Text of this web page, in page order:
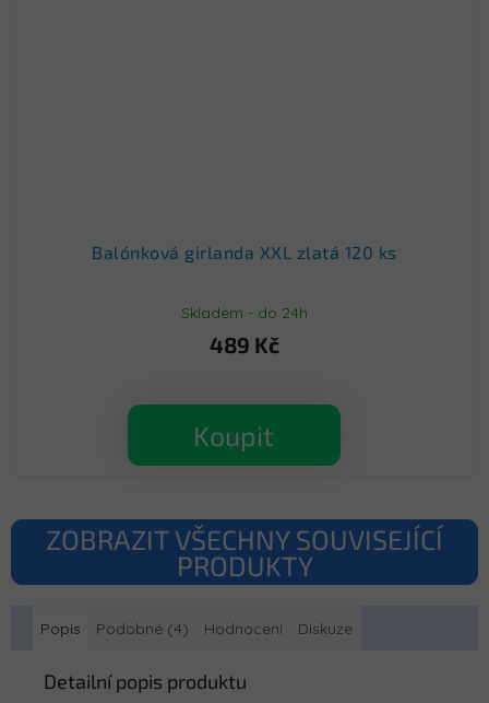
Balónková girlanda XXL zlatá 120 ks
Skladem - do 24h
489 Kč
Koupit
ZOBRAZIT VŠECHNY SOUVISEJÍCÍ
PRODUKTY
Popis Podobné (4) Hodnocení Diskuze
Detailní popis produktu